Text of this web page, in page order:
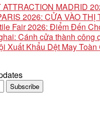
MADRID
2026: CỬA VÀO
Fair 2026: Điểm Đến
Cánh cửa thành công
Xuất Khẩu Dệt May